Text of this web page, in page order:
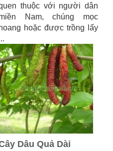
thuộc với người dân
Nam, chúng mọc
hoang hoặc được trồng lấy
Dâu Quả Dài